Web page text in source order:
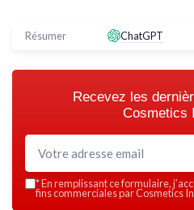
Résumer ChatGPT
Recevez les
Cosmetics
*En remplissant ce formulaire,
fins commerciales par Cosmetics